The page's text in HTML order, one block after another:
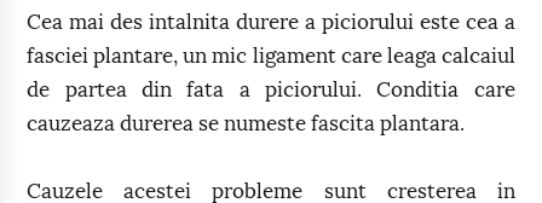
Cea mai des intalnita durere a piciorului este cea a
fasciei plantare, un mic ligament care leaga calcaiul
de partea din fata a piciorului. Conditia care
cauzeaza durerea se numeste fascita plantara.
Cauzele acestei probleme sunt cresterea in